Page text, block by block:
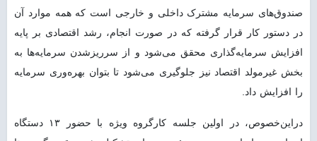
صندوق‌های سرمایه مشترک داخلی و خارجی است که همه موارد آن
در دستور کار قرار گرفته که در صورت انجام، رشد اقتصادی بر پایه
افزایش سرمایه‌گذاری محقق می‌شود و از سرریزشدن سرمایه‌ها به
بخش غیرمولد اقتصاد نیز جلوگیری می‌شود تا بتوان بهره‌وری سرمایه
را افزایش داد.
دراین‌خصوص، در اولین جلسه کارگروه ویژه با حضور ۱۳ دستگاه